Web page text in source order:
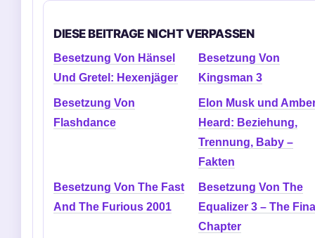
DIESE BEITRAGE NICHT VERPASSEN
Besetzung Von Hänsel
Und Gretel: Hexenjäger
Besetzung Von
Kingsman 3
Besetzung Von
Flashdance
Elon Musk und
Heard: Beziehung,
Trennung, Baby –
Fakten
Besetzung Von The Fast
And The Furious 2001
Besetzung Von The
Equalizer 3 – The
Chapter